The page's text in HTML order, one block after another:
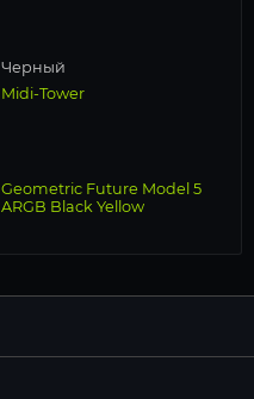
Черный
Midi-Tower
Geometric Future Model 5
ARGB Black Yellow